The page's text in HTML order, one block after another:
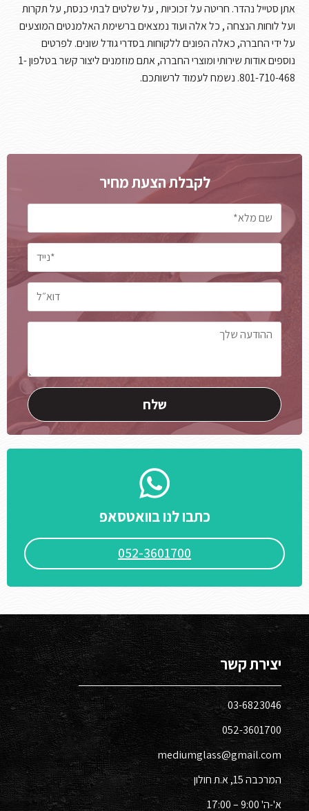
לקבלת הצעת מחיר
כתבו לנו בוואטסאפ
052-3601700
אתן סטייל נהדר. חריטה על זכוכיות , על שלטים לבתי כנסת, על תקרות
ועל לוחות הנצחה , כל אלה ועוד נמצאים ברשימת האלמנטים המוצעים
על ידי החברה, כאלה הפונים ללקוחות בסדרי גודל שונים. לפרטים
נוספים אודות שירותי ומוצרי החברה, אתם מוזמנים ליצור קשר בטלפון 1-
801-710-468. נשמח לעמוד לרשותכם.
יצירת קשר
03-6823046​
052-3601700​
mediumglass@gmail.com
המרכבה 15, א.ת חולון​
א'-ה' 9:00 – 17:00